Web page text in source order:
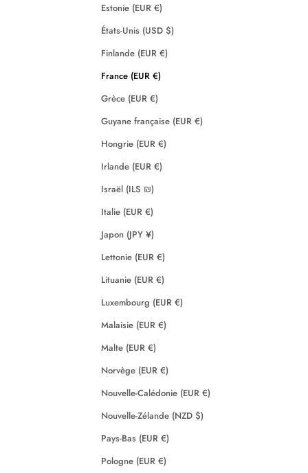
Estonie (EUR €)
États-Unis (USD $)
Finlande (EUR €)
France (EUR €)
Grèce (EUR €)
Guyane française (EUR €)
Hongrie (EUR €)
Irlande (EUR €)
Israël (ILS ₪)
Italie (EUR €)
Japon (JPY ¥)
Lettonie (EUR €)
Lituanie (EUR €)
Luxembourg (EUR €)
Malaisie (EUR €)
Malte (EUR €)
Norvège (EUR €)
Nouvelle-Calédonie (EUR €)
Nouvelle-Zélande (NZD $)
Pays-Bas (EUR €)
Pologne (EUR €)